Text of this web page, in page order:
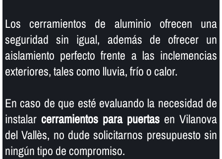
Los cerramientos de aluminio ofrecen una
seguridad sin igual, además de ofrecer un
aislamiento perfecto frente a las inclemencias
exteriores, tales como lluvia, frí­o o calor.
En caso de que esté evaluando la necesidad de
instalar cerramientos para puertas en Vilanova
del Vallès, no dude solicitarnos presupuesto sin
ningún tipo de compromiso.